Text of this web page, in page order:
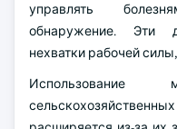
управлять
обнаружение. Эти
нехватки рабочей